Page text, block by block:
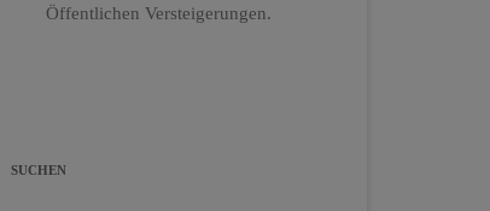
Öffentlichen Versteigerungen.
SUCHEN